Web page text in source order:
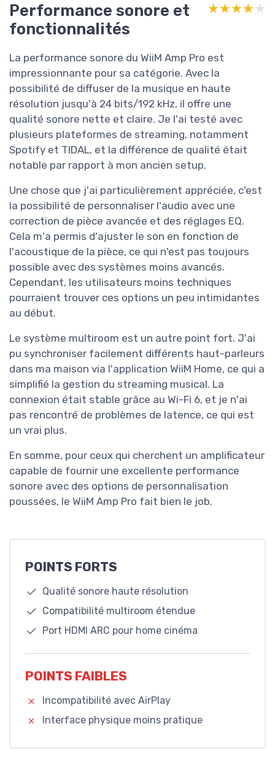
Performance sonore et
fonctionnalités
★★★★★
★★★★★
La performance sonore du WiiM Amp Pro est
impressionnante pour sa catégorie. Avec la
possibilité de diffuser de la musique en haute
résolution jusqu'à 24 bits/192 kHz, il offre une
qualité sonore nette et claire. Je l'ai testé avec
plusieurs plateformes de streaming, notamment
Spotify et TIDAL, et la différence de qualité était
notable par rapport à mon ancien setup.
Une chose que j'ai particulièrement appréciée, c'est
la possibilité de personnaliser l'audio avec une
correction de pièce avancée et des réglages EQ.
Cela m'a permis d'ajuster le son en fonction de
l'acoustique de la pièce, ce qui n'est pas toujours
possible avec des systèmes moins avancés.
Cependant, les utilisateurs moins techniques
pourraient trouver ces options un peu intimidantes
au début.
Le système multiroom est un autre point fort. J'ai
pu synchroniser facilement différents haut-parleurs
dans ma maison via l'application WiiM Home, ce qui a
simplifié la gestion du streaming musical. La
connexion était stable grâce au Wi-Fi 6, et je n'ai
pas rencontré de problèmes de latence, ce qui est
un vrai plus.
En somme, pour ceux qui cherchent un amplificateur
capable de fournir une excellente performance
sonore avec des options de personnalisation
poussées, le WiiM Amp Pro fait bien le job.
POINTS FORTS
Qualité sonore haute résolution
Compatibilité multiroom étendue
Port HDMI ARC pour home cinéma
POINTS FAIBLES
Incompatibilité avec AirPlay
Interface physique moins pratique